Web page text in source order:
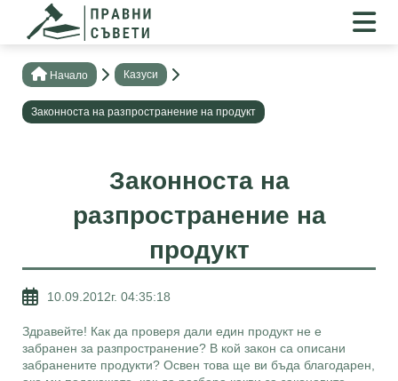
Нaчало Казуси
Законноста на разпространение на продукт
Законноста на
разпространение на
продукт
10.09.2012г. 04:35:18
Здравейте! Как да проверя дали един продукт не е
забранен за разпространение? В кой закон са описани
забранените продукти? Освен това ще ви бъда благодарен,